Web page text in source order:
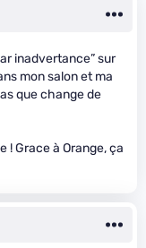
inadvertance” sur
mon salon et ma
que change de
! Grace à Orange, ça